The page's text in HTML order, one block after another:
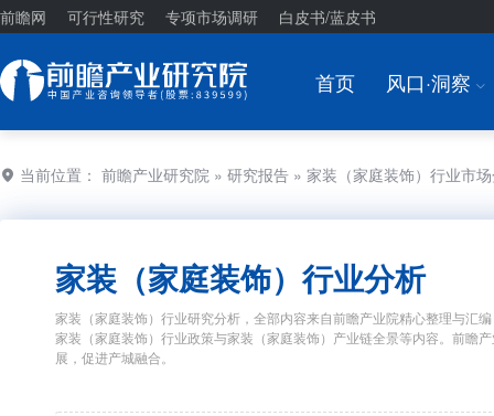
前瞻网 可行性研究 专项市场调研 白皮书/蓝皮书
首页 风口·洞察 I
当前位置： 前瞻产业研究院 » 研究报告 » 家装（家庭装饰）行业市
家装（家庭装饰）行业分析
家装（家庭装饰）行业研究分析，全部内容来自前瞻产业院精心整理与汇
家装（家庭装饰）行业政策与家装（家庭装饰）产业链全景等内容。前瞻
展，促进产城融合。